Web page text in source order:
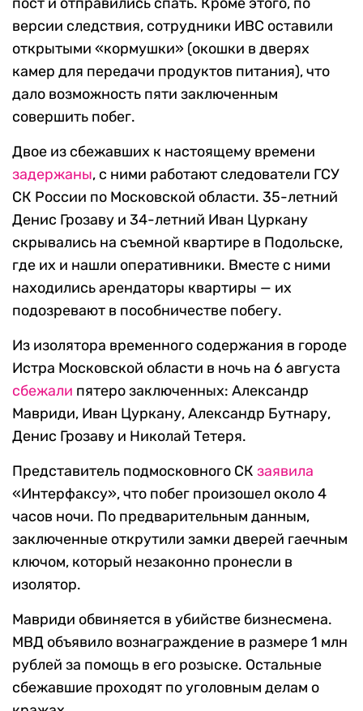
версии следствия, сотрудники ИВС оставили
открытыми «кормушки» (окошки в дверях
камер для передачи продуктов питания), что
дало возможность пяти заключенным
совершить побег.
Двое из сбежавших к настоящему времени
задержаны, с ними работают следователи ГСУ
СК России по Московской области. 35-летний
Денис Грозаву и 34-летний Иван Цуркану
скрывались на съемной квартире в Подольске,
где их и нашли оперативники. Вместе с ними
находились арендаторы квартиры — их
подозревают в пособничестве побегу.
Из изолятора временного содержания в городе
Истра Московской области в ночь на 6 августа
сбежали пятеро заключенных: Александр
Мавриди, Иван Цуркану, Александр Бутнару,
Денис Грозаву и Николай Тетеря.
Представитель подмосковного СК заявила
«Интерфаксу», что побег произошел около 4
часов ночи. По предварительным данным,
заключенные открутили замки дверей гаечным
ключом, который незаконно пронесли в
изолятор.
Мавриди обвиняется в убийстве бизнесмена.
МВД объявило вознаграждение в размере 1 млн
рублей за помощь в его розыске. Остальные
сбежавшие проходят по уголовным делам о